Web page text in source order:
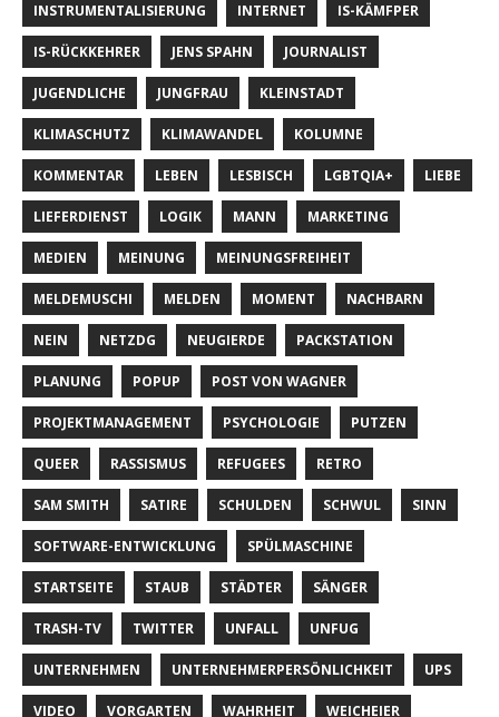
INSTRUMENTALISIERUNG INTERNET IS-KÄMFPER
IS-RÜCKKEHRER JENS SPAHN JOURNALIST
JUGENDLICHE JUNGFRAU KLEINSTADT
KLIMASCHUTZ KLIMAWANDEL KOLUMNE
KOMMENTAR LEBEN LESBISCH LGBTQIA+ LIEBE
LIEFERDIENST LOGIK MANN MARKETING
MEDIEN MEINUNG MEINUNGSFREIHEIT
MELDEMUSCHI MELDEN MOMENT NACHBARN
NEIN NETZDG NEUGIERDE PACKSTATION
PLANUNG POPUP POST VON WAGNER
PROJEKTMANAGEMENT PSYCHOLOGIE PUTZEN
QUEER RASSISMUS REFUGEES RETRO
SAM SMITH SATIRE SCHULDEN SCHWUL SINN
SOFTWARE-ENTWICKLUNG SPÜLMASCHINE
STARTSEITE STAUB STÄDTER SÄNGER
TRASH-TV TWITTER UNFALL UNFUG
UNTERNEHMEN UNTERNEHMERPERSÖNLICHKEIT UPS
VIDEO VORGARTEN WAHRHEIT WEICHEIER